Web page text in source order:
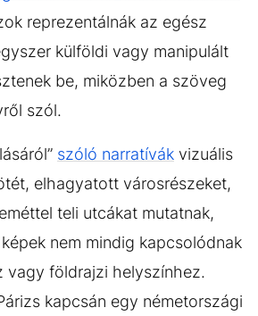
reprezentálnák az egész
külföldi vagy manipulált
be, miközben a szöveg
szól.
szóló narratívák vizuális
elhagyatott városrészeket,
teli utcákat mutatnak,
nem mindig kapcsolódnak
vagy földrajzi helyszínhez.
kapcsán egy németországi